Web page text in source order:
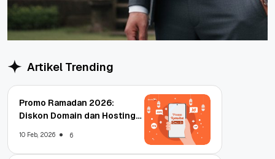
Artikel Trending
Promo Ramadan 2026:
Diskon Domain dan Hosting
10 Feb, 2026 6